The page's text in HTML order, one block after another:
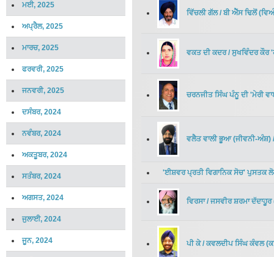
ਮਈ, 2025
ਅਪ੍ਰੈਲ, 2025
ਮਾਰਚ, 2025
ਫਰਵਰੀ, 2025
ਜਨਵਰੀ, 2025
ਦਸੰਬਰ, 2024
ਨਵੰਬਰ, 2024
ਅਕਤੂਬਰ, 2024
ਸਤੰਬਰ, 2024
ਅਗਸਤ, 2024
ਜੁਲਾਈ, 2024
ਜੂਨ, 2024
ਵਿੱਚਲੀ ਗੱਲ/ ਬੀ ਐੱਸ ਢਿਲੋਂ(
ਵਕਤ ਦੀ ਕਦਰ/ ਸੁਖਵਿੰਦਰ ਕੌਰ
ਚਰਨਜੀਤ ਸਿੰਘ ਪੰਨੂ ਦੀ 'ਮੇਰੀ
ਵਲੈਤ ਵਾਲੀ ਭੂਆ (ਜੀਵਨੀ-ਅੰਸ਼)
'ਈਸ਼ਵਰ ਪ੍ਰਤੀ ਵਿਗਾਨਿਕ ਸੋਚ' ਪੁਸਤਕ
ਵਿਰਸਾ/ ਜਸਵੀਰ ਸ਼ਰਮਾ ਦੱਦਾਹੂਰ
ਪੀ ਕੇ/ ਕਵਲਦੀਪ ਸਿੰਘ ਕੰਵਲ(